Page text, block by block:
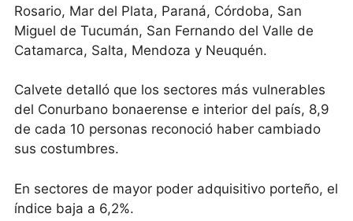
Rosario, Mar del Plata, Paraná, Córdoba, San
Miguel de Tucumán, San Fernando del Valle de
Catamarca, Salta, Mendoza y Neuquén.
Calvete detalló que los sectores más vulnerables
del Conurbano bonaerense e interior del país, 8,9
de cada 10 personas reconoció haber cambiado
sus costumbres.
En sectores de mayor poder adquisitivo porteño, el
índice baja a 6,2%.